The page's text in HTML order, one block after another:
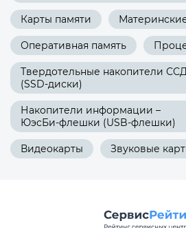
Карты памяти
Оперативная память
Твердотельные накопители ССД
(SSD-диски)
Накопители информации –
ЮэсБи-флешки (USB-флешки)
Видеокарты Звуковые